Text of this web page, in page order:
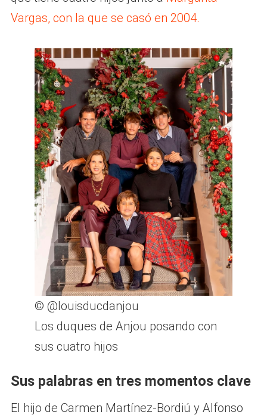
Vargas, con la que se casó en 2004.
© @louisducdanjou
Los duques de Anjou posando con
sus cuatro hijos
Sus palabras en tres momentos clave
El hijo de Carmen Martínez-Bordiú y Alfonso